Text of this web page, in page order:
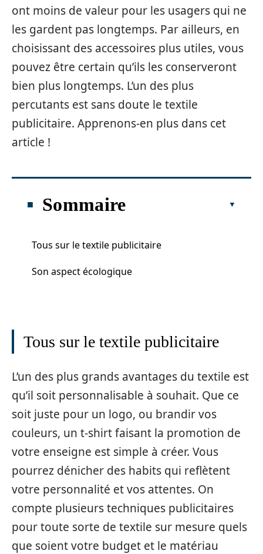
ont moins de valeur pour les usagers qui ne
les gardent pas longtemps. Par ailleurs, en
choisissant des accessoires plus utiles, vous
pouvez être certain qu’ils les conserveront
bien plus longtemps. L’un des plus
percutants est sans doute le textile
publicitaire. Apprenons-en plus dans cet
article !
Sommaire
Tous sur le textile publicitaire
Son aspect écologique
Tous sur le textile publicitaire
L’un des plus grands avantages du textile est
qu’il soit personnalisable à souhait. Que ce
soit juste pour un logo, ou brandir vos
couleurs, un t-shirt faisant la promotion de
votre enseigne est simple à créer. Vous
pourrez dénicher des habits qui reflètent
votre personnalité et vos attentes. On
compte plusieurs techniques publicitaires
pour toute sorte de textile sur mesure quels
que soient votre budget et le matériau